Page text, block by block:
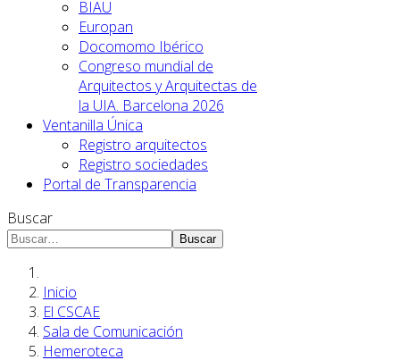
BIAU
Europan
Docomomo Ibérico
Congreso mundial de
Arquitectos y Arquitectas de
la UIA. Barcelona 2026
Ventanilla Única
Registro arquitectos
Registro sociedades
Portal de Transparencia
Buscar
Buscar
Inicio
El CSCAE
Sala de Comunicación
Hemeroteca